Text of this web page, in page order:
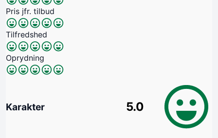
Pris jfr. tilbud
Tilfredshed
Oprydning
Karakter 5.0